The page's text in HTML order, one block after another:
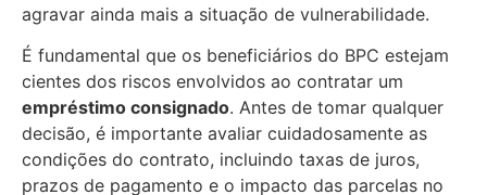
agravar ainda mais a situação de vulnerabilidade.
É fundamental que os beneficiários do BPC estejam
cientes dos riscos envolvidos ao contratar um
empréstimo consignado. Antes de tomar qualquer
decisão, é importante avaliar cuidadosamente as
condições do contrato, incluindo taxas de juros,
prazos de pagamento e o impacto das parcelas no